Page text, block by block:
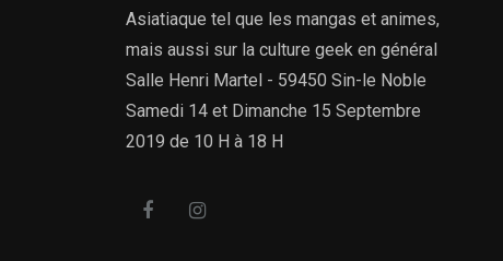
Asiatiaque tel que les mangas et animes,
mais aussi sur la culture geek en général
Salle Henri Martel - 59450 Sin-le Noble
Samedi 14 et Dimanche 15 Septembre
2019 de 10 H à 18 H